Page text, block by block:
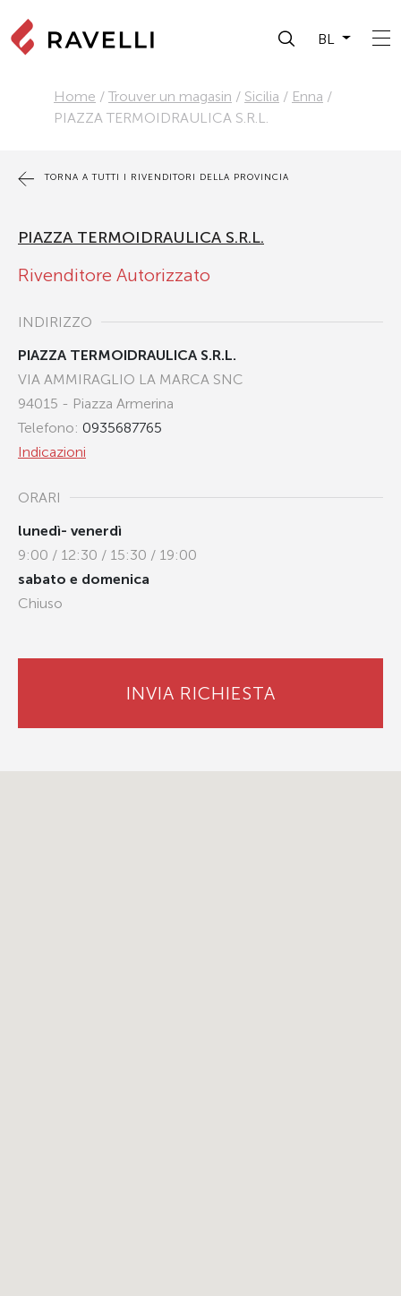
BL
Home / Trouver un magasin / Sicilia / Enna /
PIAZZA TERMOIDRAULICA S.R.L.
TORNA A TUTTI I RIVENDITORI DELLA PROVINCIA
PIAZZA TERMOIDRAULICA S.R.L.
Rivenditore Autorizzato
INDIRIZZO
PIAZZA TERMOIDRAULICA S.R.L.
VIA AMMIRAGLIO LA MARCA SNC
94015 - Piazza Armerina
Telefono: 0935687765
Indicazioni
ORARI
lunedì- venerdì
9:00 / 12:30 / 15:30 / 19:00
sabato e domenica
Chiuso
INVIA RICHIESTA